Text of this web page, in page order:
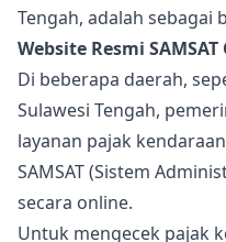
Tengah, adalah sebagai
Website Resmi
Di beberapa daerah,
Sulawesi Tengah,
layanan pajak
SAMSAT (Sistem
secara online.
Untuk mengecek pajak